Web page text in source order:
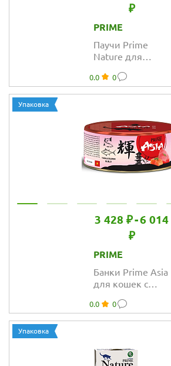
₽
PRIME
Паучи Prime
Nature для
и морским
окунем в желе
0.0 0
Упаковка
3 428 ₽-6 014
₽
PRIME
Банки Prime Asia
для кошек с
лососем в желе
0.0 0
Упаковка